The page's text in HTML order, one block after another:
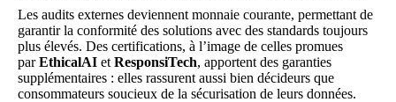
Les audits externes deviennent monnaie courante, permettant de
garantir la conformité des solutions avec des standards toujours
plus élevés. Des certifications, à l’image de celles promues
parEthicalAI et ResponsiTech, apportent des garanties
supplémentaires : elles rassurent aussi bien décideurs que
consommateurs soucieux de la sécurisation de leurs données.